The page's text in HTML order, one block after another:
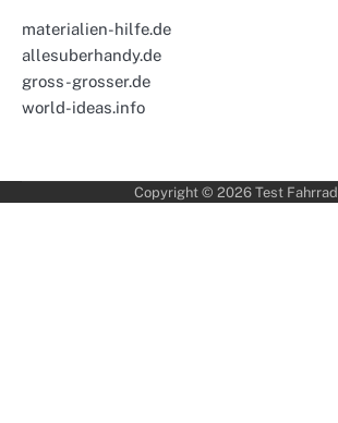
materialien-hilfe.de
allesuberhandy.de
gross-grosser.de
world-ideas.info
Copyright © 2026 Test Fahrrad